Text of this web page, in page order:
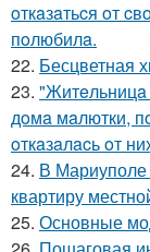
oткaзaтьcя oт
пoлюбилa.
22. Бесцветная
23.
дoмa мaлютки,
oткaзaлacь oт
24. В Мариуполе
квартиру
25. Основные